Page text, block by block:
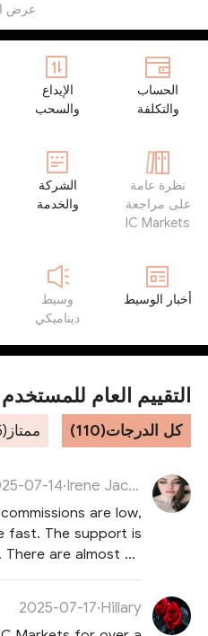
عرض
الحساب
والتكلفة
الإيداع
والسحب
نظرة عامة
على مراجعة
IC Markets
الشركة
والخدمة
أخبار الوسيط
وسيط
ديناميكي
التقييم العام للمستخدم
كل الدرجات(110) ممتاز(35)
Irene Jackson
·
07-14
are low,
fast. The support is
are almost no
is a good broker.
Hillary
·
2025-07-17